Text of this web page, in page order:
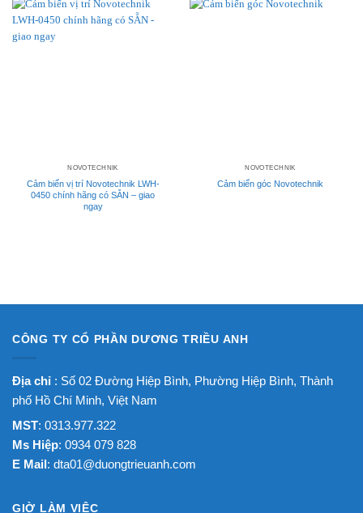
NOVOTECHNIK
Cảm biến vị trí Novotechnik LWH-
0450 chính hãng có SẴN – giao
ngay
NOVOTECHNIK
Cảm biến góc Novotechnik
CÔNG TY CỔ PHẦN DƯƠNG TRIỀU ANH
Địa chỉ : Số 02 Đường Hiệp Bình, Phường Hiệp Bình, Thành
phố Hồ Chí Minh, Việt Nam
MST: 0313.977.322
Ms Hiệp: 0934 079 828
E Mail: dta01@duongtrieuanh.com
GIỜ LÀM VIỆC